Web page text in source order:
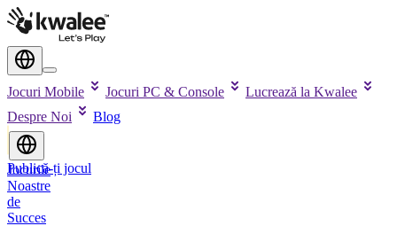
Jocuri Mobile Jocuri PC & Console
Lucrează la Kwalee
Despre Noi
Blog
Publică-ți jocul
Jocurile
Noastre
de
Succes